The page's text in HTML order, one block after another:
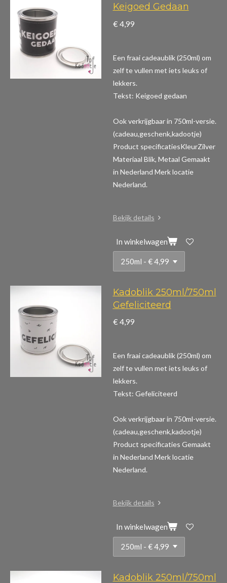
Keigoed Gedaan
€ 4,99
Een fraai cadeaublik (250ml) om
zelf te vullen met iets leuks of
lekkers.
Tekst: Keigoed gedaan
Ook verkrijgbaar in 750ml-versie.
(cadeau,geschenk,kadootje)
Product specificatiesKleurZilver
Materiaal Blik, Metaal Gemaakt
in Nederland Merk locatie
Nederland.
Bekijk details
In winkelwagen
Kadoblik 250ml/750ml
Gefeliciteerd
€ 4,99
Een fraai cadeaublik (250ml) om
zelf te vullen met iets leuks of
lekkers.
Tekst: Gefeliciteerd
Ook verkrijgbaar in 750ml-versie.
(cadeau,geschenk,kadootje)
Product specificaties Gemaakt
in Nederland Merk locatie
Nederland.
Bekijk details
In winkelwagen
Kadoblik 250ml/750ml